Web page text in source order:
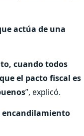
actúa de una
cuando todos
el pacto fiscal es
”, explicó.
encandilamiento